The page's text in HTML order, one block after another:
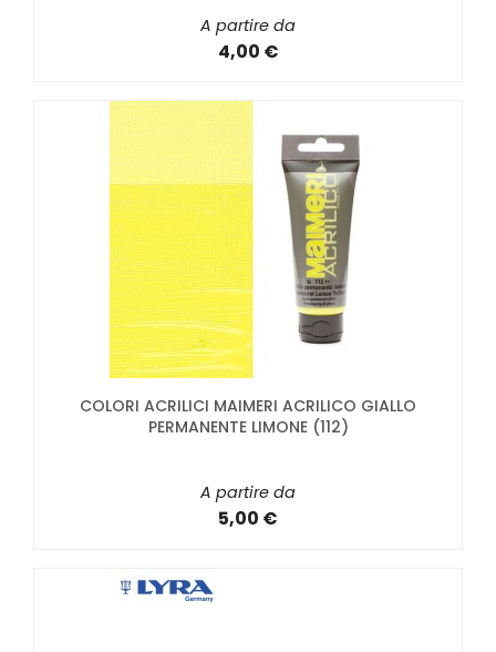
A partire da
4,00 €
COLORI ACRILICI MAIMERI ACRILICO GIALLO
PERMANENTE LIMONE (112)
A partire da
5,00 €